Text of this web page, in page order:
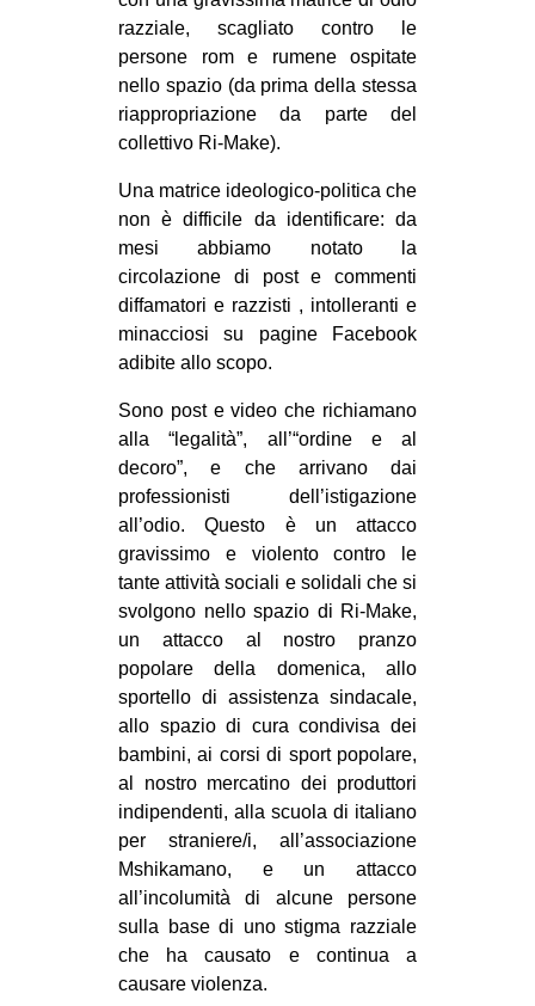
ARTE
CINEMA
MANIFESTI
MUSICA
RECENSIONI
INTERNAZIONALE
AFRICA
AMERICHE
ESTREMO ORIENTE
EUROPA
MEDIO ORIENTE
MONDO
in
Fb
tw
bsky
ms
SEARCH
razziale, scagliato contro le
persone rom e rumene ospitate
nello spazio (da prima della stessa
riappropriazione da parte del
collettivo Ri-Make).
Una matrice ideologico-politica che
non è difficile da identificare: da
mesi abbiamo notato la
circolazione di post e commenti
diffamatori e razzisti , intolleranti e
minacciosi su pagine Facebook
adibite allo scopo.
Sono post e video che richiamano
alla “legalità”, all’“ordine e al
decoro”, e che arrivano dai
professionisti dell’istigazione
all’odio. Questo è un attacco
gravissimo e violento contro le
tante attività sociali e solidali che si
svolgono nello spazio di Ri-Make,
un attacco al nostro pranzo
popolare della domenica, allo
sportello di assistenza sindacale,
allo spazio di cura condivisa dei
bambini, ai corsi di sport popolare,
al nostro mercatino dei produttori
indipendenti, alla scuola di italiano
per straniere/i, all’associazione
Mshikamano, e un attacco
all’incolumità di alcune persone
sulla base di uno stigma razziale
che ha causato e continua a
causare violenza.